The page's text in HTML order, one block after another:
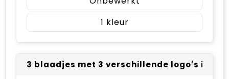
1
3 blaadjes met 3 verschillende logo's in